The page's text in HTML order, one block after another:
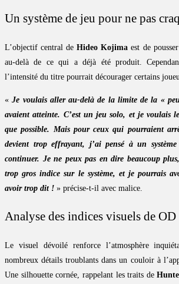
Un système de jeu pour ne pas
L’objectif central deHideo Kojima est de
au-delà de ce qui a déjà été produit.
l’intensité du titre pourrait décourager certains
«Je voulais aller au-delà de la limite de la «
avaient atteinte. C’est un jeu solo, et je voulais
que possible. Mais pour ceux qui pourraient
devient trop effrayant, j’ai pensé à un
continuer. Je ne peux pas en dire beaucoup
trop gros indice sur le système, et je pourrais
avoir trop dit ! » précise-t-il avec malice.
Analyse des indices visuels de OD
Le visuel dévoilé renforce l’atmosphère
nombreux détails troublants dans un couloir à
Une silhouette cornée, rappelant les traits de